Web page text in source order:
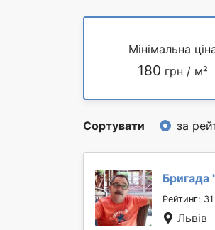
Мінімальна
180 грн / м²
Сортувати за
Бригада
Рейтинг:
Львів